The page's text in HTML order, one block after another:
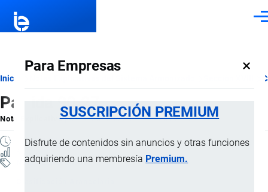
Para Empresas ×
SUSCRIPCIÓN PREMIUM
Disfrute de contenidos sin anuncios y otras funciones
adquiriendo una membresía Premium.
Ruta
de
navegación
Inicio
Partida 90.27
Nota ExplicativaporImportaciones …, 22 Julio, 2024
18 MINUTOS
Notas Explicativas